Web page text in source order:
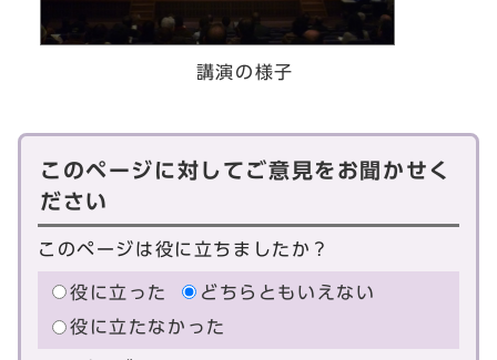
講演の様子
このページに対してご意見をお聞かせく
ださい
このページは役に立ちましたか？
役に立った
どちらともいえない
役に立たなかった